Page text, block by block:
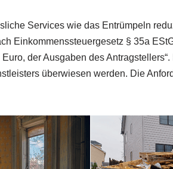
Services wie das Entrümpeln
Einkommenssteuergesetz § 35a
der Ausgaben des
überwiesen werden. Die